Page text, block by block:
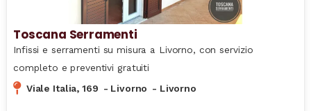
Toscana Serramenti
Infissi e serramenti su misura a Livorno, con servizio
completo e preventivi gratuiti
Viale Italia, 169 - Livorno - Livorno